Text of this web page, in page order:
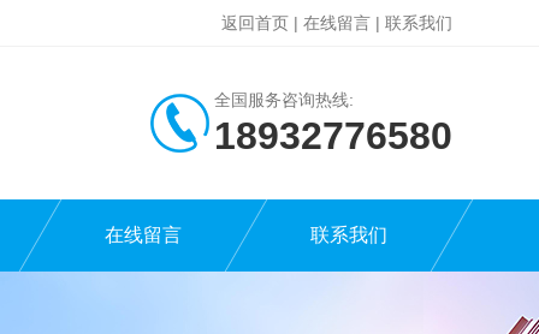
返回首页 | 在线留言 | 联系我们
全国服务咨询热线:
18932776580
在线留言 联系我们